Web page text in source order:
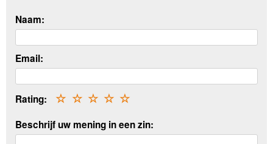
Naam:
Email:
Rating: ☆
☆
☆
☆
☆
Beschrijf uw mening in een zin: